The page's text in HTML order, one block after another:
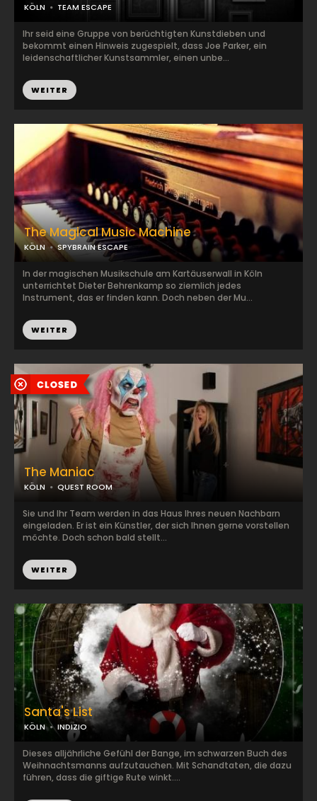
The Magical Music Machine
KÖLN SPYBRAIN ESCAPE
In der magischen Musikschule am Kartäuserwall in Köln
unterrichtet Dieter Behrenkamp so ziemlich jedes
Instrument, das er finden kann. Doch neben der Mu...
WEITER
KÖLN TEAM ESCAPE
Ihr seid eine Gruppe von berüchtigten Kunstdieben und
bekommt einen Hinweis zugespielt, dass Joe Parker, ein
leidenschaftlicher Kunstsammler, einen unbe...
WEITER
The Maniac
KÖLN QUEST ROOM
Sie und Ihr Team werden in das Haus Ihres neuen Nachbarn
eingeladen. Er ist ein Künstler, der sich Ihnen gerne vorstellen
möchte. Doch schon bald stellt...
WEITER
Santa's List
KÖLN INDIZIO
Dieses alljährliche Gefühl der Bange, im schwarzen Buch des
Weihnachtsmanns aufzutauchen. Mit Schandtaten, die dazu
führen, dass die giftige Rute winkt....